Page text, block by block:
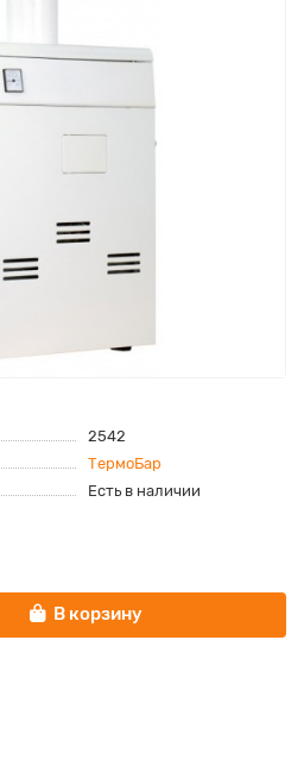
2542
ТермоБар
Есть в наличии
В корзину